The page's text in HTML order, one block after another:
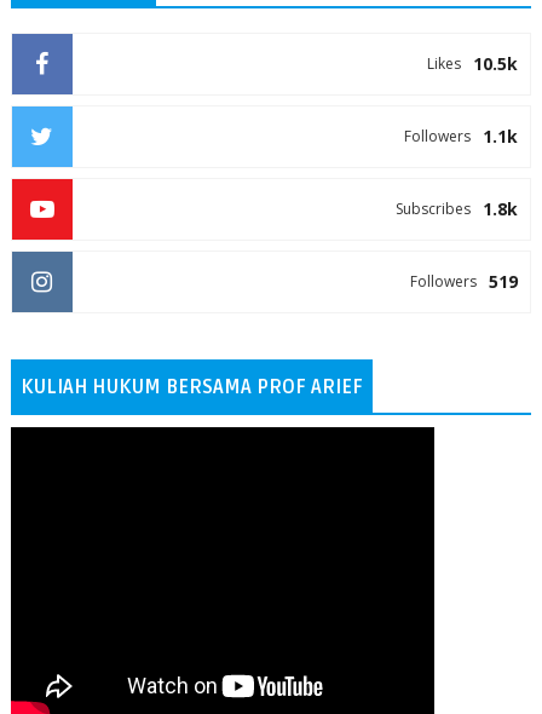
10.5k
Likes
1.1k
Followers
1.8k
Subscribes
519
Followers
KULIAH HUKUM BERSAMA PROF ARIEF